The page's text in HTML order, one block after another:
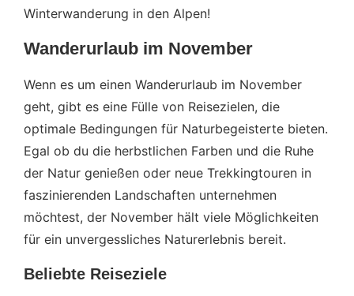
Winterwanderung in den Alpen!
Wanderurlaub im November
Wenn es um einen Wanderurlaub im November
geht, gibt es eine Fülle von Reisezielen, die
optimale Bedingungen für Naturbegeisterte bieten.
Egal ob du die herbstlichen Farben und die Ruhe
der Natur genießen oder neue Trekkingtouren in
faszinierenden Landschaften unternehmen
möchtest, der November hält viele Möglichkeiten
für ein unvergessliches Naturerlebnis bereit.
Beliebte Reiseziele